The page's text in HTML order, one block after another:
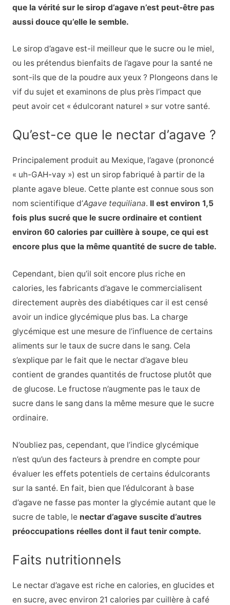
que la vérité sur le sirop d’agave n’est peut-être pas
aussi douce qu’elle le semble.
Le sirop d’agave est-il meilleur que le sucre ou le miel,
ou les prétendus bienfaits de l’agave pour la santé ne
sont-ils que de la poudre aux yeux ? Plongeons dans le
vif du sujet et examinons de plus près l’impact que
peut avoir cet « édulcorant naturel » sur votre santé.
Qu’est-ce que le nectar d’agave ?
Principalement produit au Mexique, l’agave (prononcé
« uh-GAH-vay ») est un sirop fabriqué à partir de la
plante agave bleue. Cette plante est connue sous son
nom scientifique d’Agave tequiliana. Il est environ 1,5
fois plus sucré que le sucre ordinaire et contient
environ 60 calories par cuillère à soupe, ce qui est
encore plus que la même quantité de sucre de table.
Cependant, bien qu’il soit encore plus riche en
calories, les fabricants d’agave le commercialisent
directement auprès des diabétiques car il est censé
avoir un indice glycémique plus bas. La charge
glycémique est une mesure de l’influence de certains
aliments sur le taux de sucre dans le sang. Cela
s’explique par le fait que le nectar d’agave bleu
contient de grandes quantités de fructose plutôt que
de glucose. Le fructose n’augmente pas le taux de
sucre dans le sang dans la même mesure que le sucre
ordinaire.
N’oubliez pas, cependant, que l’indice glycémique
n’est qu’un des facteurs à prendre en compte pour
évaluer les effets potentiels de certains édulcorants
sur la santé. En fait, bien que l’édulcorant à base
d’agave ne fasse pas monter la glycémie autant que le
sucre de table, le nectar d’agave suscite d’autres
préoccupations réelles dont il faut tenir compte.
Faits nutritionnels
Le nectar d’agave est riche en calories, en glucides et
en sucre, avec environ 21 calories par cuillère à café